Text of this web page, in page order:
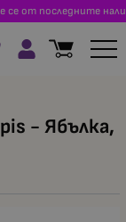
се от последните
- Ябълка,